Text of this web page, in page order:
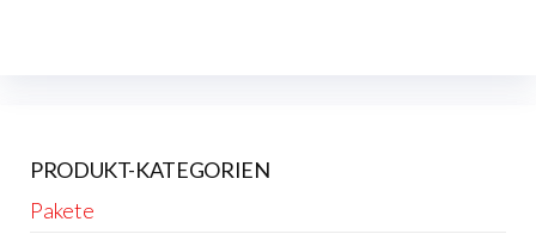
PRODUKT-KATEGORIEN
Pakete